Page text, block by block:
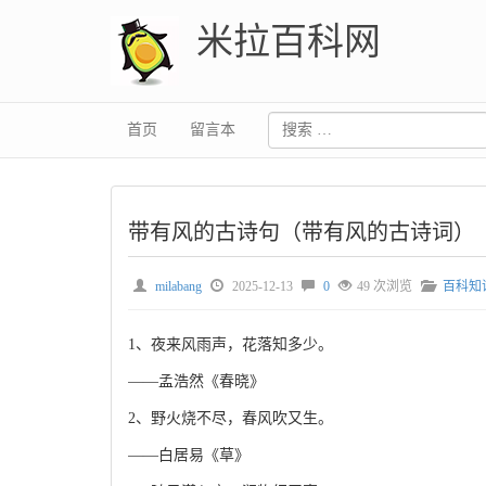
米拉百科网
首页 留言本
带有风的古诗句（带有风的古诗词）
milabang 2025-12-13 0 49 次浏览 百科知
1、夜来风雨声，花落知多少。
——孟浩然《春晓》
2、野火烧不尽，春风吹又生。
——白居易《草》